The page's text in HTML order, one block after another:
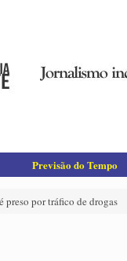
Previsão do Tempo
preso por tráfico de drogas